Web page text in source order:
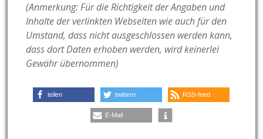
(Anmerkung: Für die Richtigkeit der Angaben und
Inhalte der verlinkten Webseiten wie auch für den
Umstand, dass nicht ausgeschlossen werden kann,
dass dort Daten erhoben werden, wird keinerlei
Gewähr übernommen)
teilen twittern RSS-feed
E-Mail